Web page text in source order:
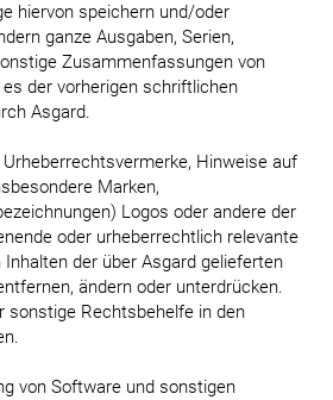
hiervon speichern und/oder
ganze Ausgaben, Serien,
Zusammenfassungen von
es der vorherigen schriftlichen
Asgard.
Hinweise auf
Marken,
Logos oder andere der
oder urheberrechtlich relevante
Inhalten der über Asgard gelieferten
ändern oder unterdrücken.
sonstige Rechtsbehelfe in den
von Software und sonstigen